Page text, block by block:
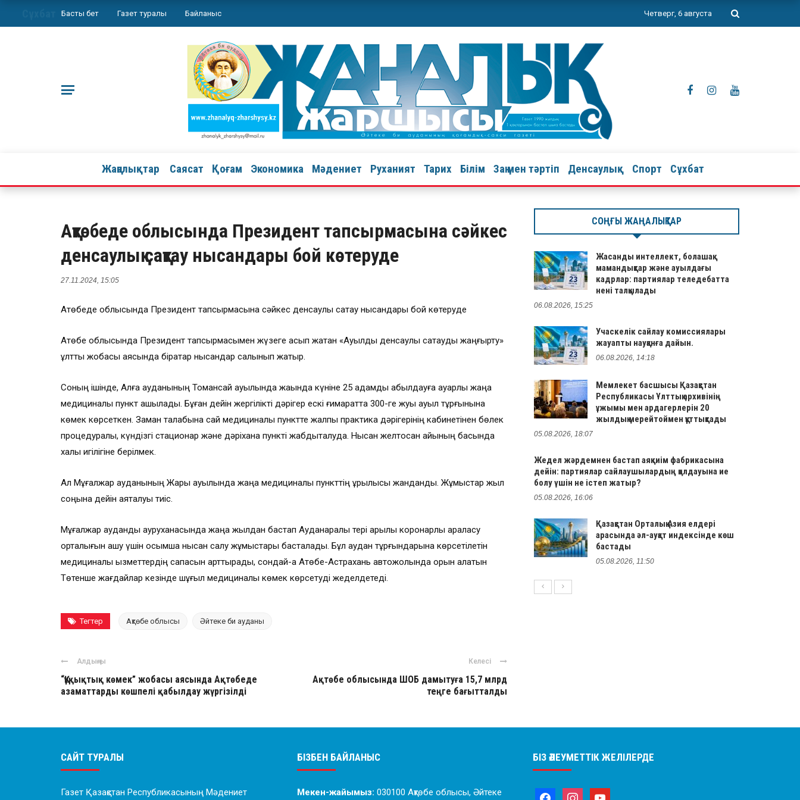
Басты бет Газет туралы Байланыс Четверг, 6 августа
Жаңалықтар Саясат Қоғам Экономика Мәдениет Руханият Тарих Білім Заң мен тәртіп Денсаулық Спорт Сұхбат
Ақтөбеде облысында Президент тапсырмасына сәйкес
денсаулық сақтау нысандары бой көтеруде
27.11.2024, 15:05
Ақтөбеде облысында Президент тапсырмасына сәйкес денсаулық сақтау нысандары бой көтеруде
Ақтөбе облысында Президент тапсырмасымен жүзеге асып жатқан «Ауылдық денсаулық сақтауды жаңғырту»
ұлттық жобасы аясында бірқатар нысандар салынып жатыр.
Соның ішінде, Алға ауданының Тоқмансай ауылында жақында күніне 25 адамды қабылдауға қауқарлы жаңа
медициналық пункт ашылады. Бұған дейін жергілікті дәрігер ескі ғимаратта 300-ге жуық ауыл тұрғынына
көмек көрсеткен. Заман талабына сай медициналық пунктте жалпы практика дәрігерінің кабинетінен бөлек
процедуралық, күндізгі стационар және дәріхана пункті жабдықталуда. Нысан желтоқсан айының басында
халық игілігіне берілмек.
Ал Мұғалжар ауданының Жарық ауылында жаңа медициналық пункттің құрылысы жанданды. Жұмыстар жыл
соңына дейін аяқталуы тиіс.
Мұғалжар аудандық ауруханасында жаңа жылдан бастап Ауданаралық тері арқылы коронарлық араласу
орталығын ашу үшін қосымша нысан салу жұмыстары басталады. Бұл аудан тұрғындарына көрсетілетін
медициналық қызметтердің сапасын арттырады, сондай-ақ Ақтөбе-Астрахань автожолында орын алатын
Төтенше жағдайлар кезінде шұғыл медициналық көмек көрсетуді жеделдетеді.
Тегтер Ақтөбе облысы Әйтеке би ауданы
Алдыңғы
“Құқықтық көмек” жобасы аясында Ақтөбеде
азаматтарды көшпелі қабылдау жүргізілді
Келесі
Ақтөбе облысында ШОБ дамытуға 15,7 млрд
теңге бағытталды
СОҢҒЫ ЖАҢАЛЫҚТАР
Жасанды интеллект, болашақ
мамандықтар және ауылдағы
кадрлар: партиялар теледебатта
нені талқылады
06.08.2026, 15:25
Учаскелік сайлау комиссиялары
жауапты науқанға дайын.
06.08.2026, 14:18
Мемлекет басшысы Қазақстан
Республикасы Ұлттық архивінің
ұжымы мен ардагерлерін 20
жылдық мерейтоймен құттықтады
05.08.2026, 18:07
Жедел жәрдемнен бастап аяқкиім фабрикасына
дейін: партиялар сайлаушылардың қолдауына ие
болу үшін не істеп жатыр?
05.08.2026, 16:06
Қазақстан Орталық Азия елдері
арасында әл-ауқат индексінде көш
бастады
05.08.2026, 11:50
САЙТ ТУРАЛЫ
Газет Қазақстан Республикасының Мәдениет
БІЗБЕН БАЙЛАНЫС
Мекен-жайымыз: 030100 Ақтөбе облысы, Әйтеке
БІЗ ӘЛЕУМЕТТІК ЖЕЛІЛЕРДЕ